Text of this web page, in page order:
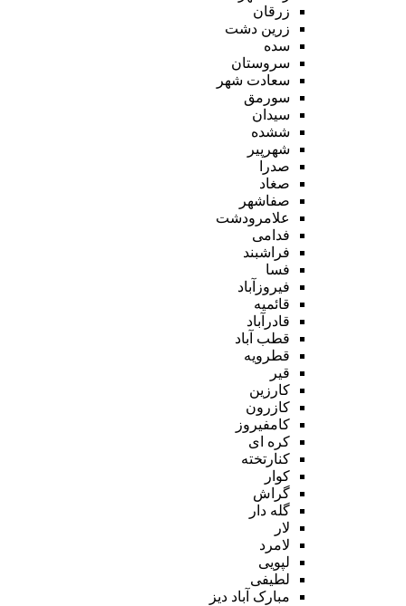
زرقان
زرین دشت
سده
سروستان
سعادت شهر
سورمق
سیدان
ششده
شهرپیر
صدرا
صغاد
صفاشهر
علامرودشت
فدامی
فراشبند
فسا
فیروزآباد
قائمیه
قادرآباد
قطب آباد
قطرویه
قیر
کارزین
کازرون
کامفیروز
کره ای
کنارتخته
کوار
گراش
گله دار
لار
لامرد
لپویی
لطیفی
مبارک آباد دیز